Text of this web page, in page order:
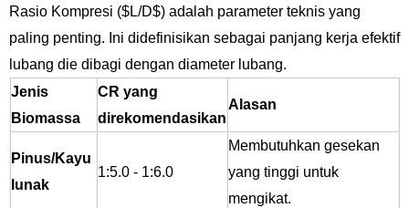
Rasio Kompresi ($L/D$) adalah parameter teknis yang
paling penting. Ini didefinisikan sebagai panjang kerja efektif
lubang die dibagi dengan diameter lubang.
Jenis
Biomassa
CR yang
direkomendasikan
Alasan
Pinus/Kayu
lunak
1:5.0 - 1:6.0
Membutuhkan gesekan
yang tinggi untuk
mengikat.